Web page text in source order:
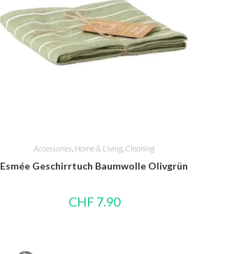
Accessories Home & Living, Cleaning
Esmée Geschirrtuch Baumwolle Olivgrün
CHF 7.90